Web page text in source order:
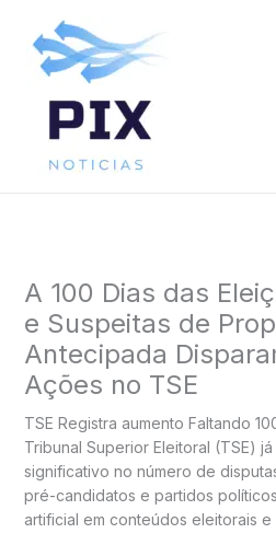
conteúdo
A 100 Dias das
e Suspeitas de
Antecipada
Ações no TSE
TSE Registra aumento Faltando
Tribunal Superior Eleitoral (TSE)
significativo no número de
pré-candidatos e partidos
artificial em conteúdos eleitorais